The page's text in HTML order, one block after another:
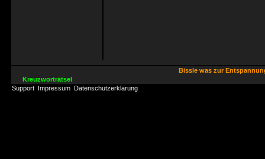
Bissle was zur
Kreuzworträtsel
Support Impressum Datenschutzerklärung